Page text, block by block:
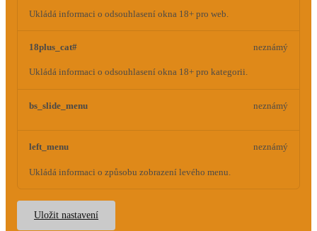
Ukládá informaci o odsouhlasení okna 18+ pro web.
18plus_cat#
Ukládá informaci o odsouhlasení okna 18+ pro kategorii.
neznámý
bs_slide_menu neznámý
left_menu
Ukládá informaci o způsobu zobrazení levého menu.
neznámý
Uložit nastavení